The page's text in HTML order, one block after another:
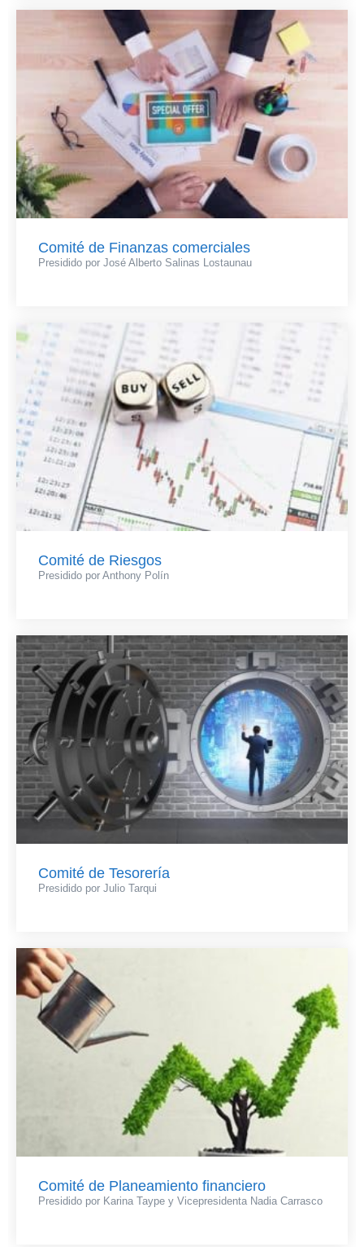
Comité de Finanzas comerciales
Presidido por José Alberto Salinas Lostaunau
Comité de Riesgos
Presidido por Anthony Polín
Comité de Tesorería
Presidido por Julio Tarqui
Comité de Planeamiento financiero
Presidido por Karina Taype y Vicepresidenta Nadia Carrasco